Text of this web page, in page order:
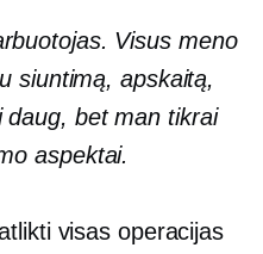
Visus meno
siuntimą, apskaitą,
daug, bet man tikrai
aspektai.
visas operacijas